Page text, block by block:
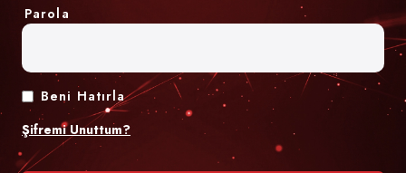
Parola
Beni Hatırla
Şifremi Unuttum?